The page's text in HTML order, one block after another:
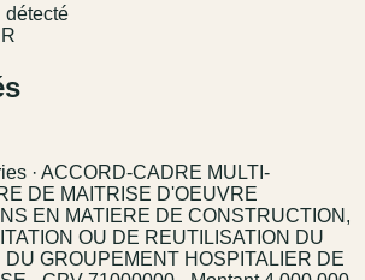
détecté
· ACCORD-CADRE MULTI-
DE MAITRISE D'OEUVRE
EN MATIERE DE CONSTRUCTION,
OU DE REUTILISATION DU
DU GROUPEMENT HOSPITALIER DE